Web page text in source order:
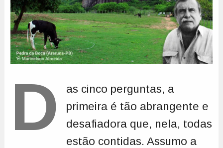
D
as cinco perguntas, a
primeira é tão abrangente e
desafiadora que, nela, todas
estão contidas. Assumo a